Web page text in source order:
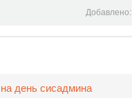
Добавлено:
день сисадмина